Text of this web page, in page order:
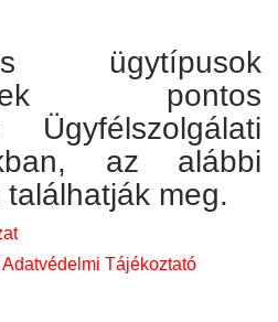
ügytípusok
pontos
Ügyfélszolgálati
az alábbi
meg.
Tájékoztató